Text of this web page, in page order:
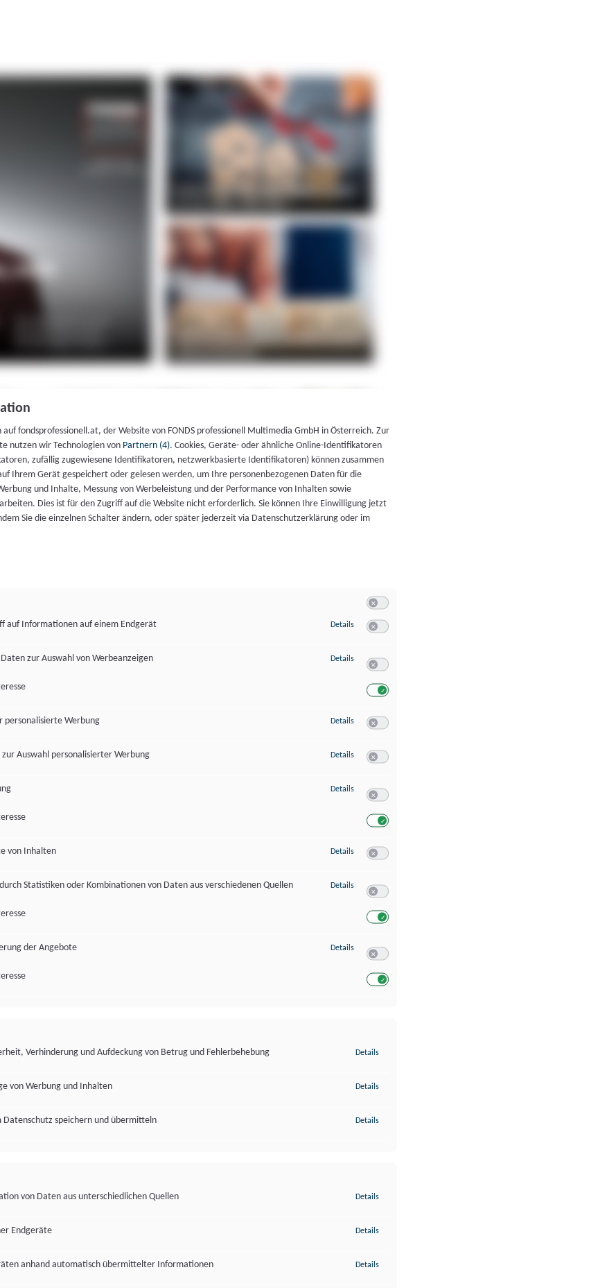
fondsprofessionell.at, der Website von FONDS professionell Multimedia GmbH in Österreich. Zur
nutzen wir Technologien von Partnern (4). Cookies, Geräte- oder ähnliche Online-Identifikatoren
zufällig zugewiesene Identifikatoren, netzwerkbasierte Identifikatoren) können zusammen
Ihrem Gerät gespeichert oder gelesen werden, um Ihre personenbezogenen Daten für die
und Inhalte, Messung von Werbeleistung und der Performance von Inhalten sowie
Dies ist für den Zugriff auf die Website nicht erforderlich. Sie können Ihre Einwilligung jetzt
Sie die einzelnen Schalter ändern, oder später jederzeit via Datenschutzerklärung oder im
auf Informationen auf einem Endgerät
Details zu Speichern von oder Zugriff auf Informationen auf einem Endgerät
zur Auswahl von Werbeanzeigen
Details zu Verwendung reduzierter Daten zur Auswahl von Werbeanzeigen
personalisierte Werbung
Details zu Erstellung von Profilen für personalisierte Werbung
Auswahl personalisierter Werbung
Details zu Verwendung von Profilen zur Auswahl personalisierter Werbung
Details zu Messung der Werbeleistung
von Inhalten
Details zu Messung der Performance von Inhalten
Statistiken oder Kombinationen von Daten aus verschiedenen Quellen
Details zu Analyse von Zielgruppen durch Statistiken oder Kombinationen von
der Angebote
Details zu Entwicklung und Verbesserung der Angebote
Verhinderung und Aufdeckung von Betrug und Fehlerbehebung
Details
von Werbung und Inhalten Details
Datenschutz speichern und übermitteln Details
von Daten aus unterschiedlichen Quellen
Details
Endgeräte Details
anhand automatisch übermittelter Informationen Details